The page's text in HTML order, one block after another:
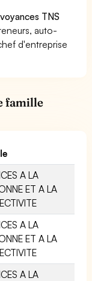
TNS
auto-
d'entreprise
famille
A LA
ET A LA
A LA
ET A LA
A LA